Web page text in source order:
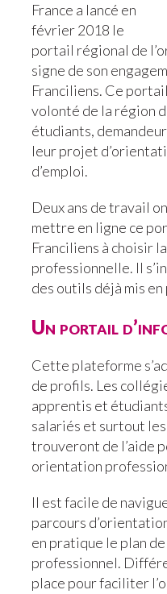
France a lancé en
février 2018 le
portail régional de
signe de son
Franciliens. Ce
volonté de la région
étudiants,
leur projet
d’emploi.
Deux ans de travail
mettre en ligne ce
Franciliens à choisir
professionnelle. Il
des outils déjà mis
Un portail
Cette plateforme
de profils. Les
apprentis et
salariés et surtout
trouveront de l’aide
orientation
Il est facile de
parcours
en pratique le plan
professionnel.
place pour faciliter